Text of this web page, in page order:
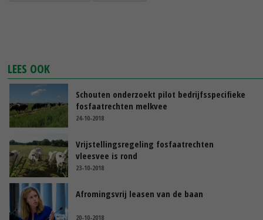
LEES OOK
Schouten onderzoekt pilot bedrijfsspecifieke
fosfaatrechten melkvee
24-10-2018
Vrijstellingsregeling fosfaatrechten
vleesvee is rond
23-10-2018
Afromingsvrij leasen van de baan
20-10-2018